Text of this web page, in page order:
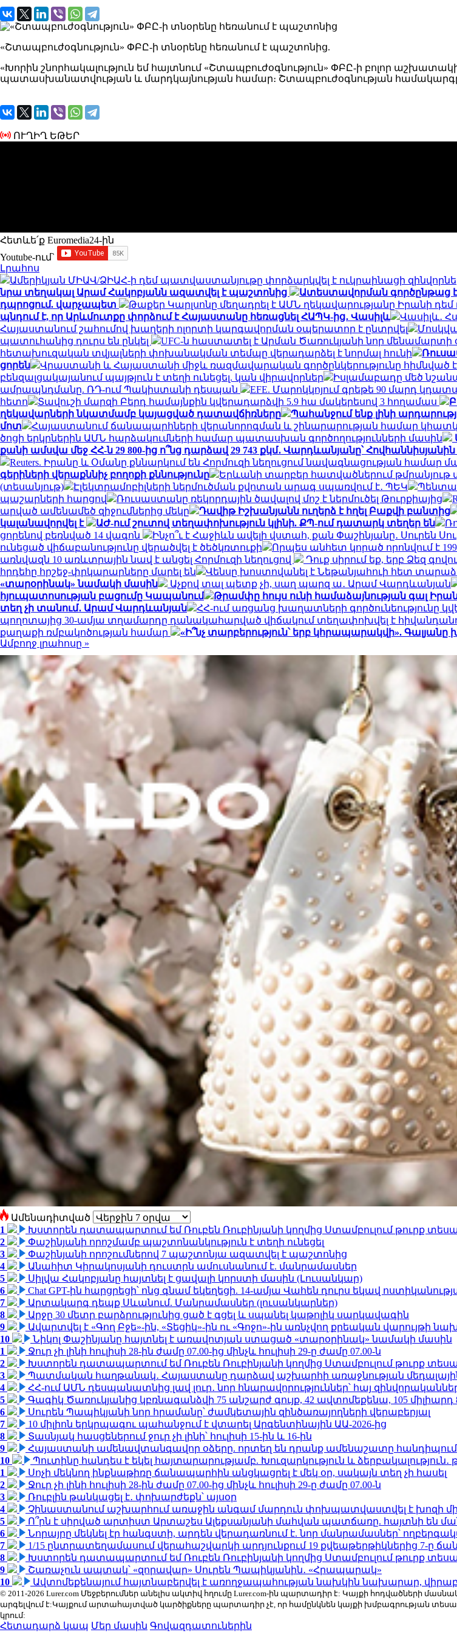
«Շտապբուժօգնություն» ՓԲԸ-ի տնօրենը հեռանում է պաշտոնից.
«Խորին շնորհակալություն եմ հայտնում «Շտապբուժօգնություն» ՓԲԸ-ի բոլոր
պատասխանատվության և մարդկայնության համար։ Շտապբուժօգնության համակարգը
ՈՒՂԻՂ ԵԹԵՐ
Հետևե՛ք Euromedia24-ին
Youtube-ում`
Լրահոս
Ամերիկյան ՄԻԱՎ/ՁԻԱՀ-ի դեմ պատվաստանյութը փորձարկվել է ուկրաինացի
նրա տեղակալ Արամ Հակոբյանն ազատվել է պաշտոնից
Ատեստավորման գործընթաց
դպրոցում. վարչապետ
Թաքեր Կարլսոնը մեղադրել է ԱՄՆ ղեկավարությանը Իրանի դեմ
պնդում է, որ Արևմուտքը փորձում է Հայաստանը հեռացնել ՀԱՊԿ-ից․ Վասիլև
Վասիլև․
Հայաստանում շահումով խաղերի ոլորտի կարգավորման օպերատոր է ընտրվել
պատուհանից դուրս են ընկել
UFC-ն հաստատել է Արման Ծառուկյանի նոր
հետախուզական տվյալների փոխանակման տեմպը վերադարձել է նորմալ հունի
ցորեն
Վրաստանի և Հայաստանի միջև ռազմավարական գործընկերությունը
բենզալցակայանում պայթյուն է տեղի ունեցել. կան վիրավորներ
Իսլամաբադը մեծ
ամրապնդմանը. ՌԴ-ում Պակիստանի դեսպան
EFE. Մարոկկոյում գրեթե 90 մարդ
հետո
Տավուշի մարզի Բերդ համայնքին կվերադարձվի 5.9 հա մակերեսով 3 հողամաս
ղեկավարների նկատմամբ կայացված դատավճիռները
Պահանջում ենք լինի
մոտ
Հայաստանում ճանապարհների վերանորոգման և շինարարության համար
ծոցի երկրներին ԱՄՆ հարձակումների համար պատասխան գործողությունների մասին
քանի ամսվա մեջ ՀՀ-ն 29 800-ից ո՞նց դարձավ 29 743 քկմ․ Վարդևանյանը՝
Reuters. Իրանը և Օմանը քննարկում են Հորմուզի նեղուցում նավագնացության համար
գերիների վերաքննիչ բողոքի քննությունը
Երևանի տարբեր հատվածներում թմրանյութ
(տեսանյութ)
Էլեկտրամոբիլների ներմուծման քվոտան արագ սպառվում է․ ՊԵԿ
պաշարների հարցով
Ռուսաստանը ռեկորդային ծավալով մոշ է ներմուծել Թուրքիայից
արված ամենամեծ զիջումներից մեկը
Դավիթ Իշխանյանն ուղերձ է հղել Բաքվի բանտից
կալանավորվել է
ԱԺ-ում շուտով տեղափոխություն կլինի. ՔՊ-ում դատարկ տեղեր են
ցորենով բեռնված 14 վագոն
Ինչո՞ւ է Հաջիևն ավելի վստահ, քան Փաշինյանը․ Սուրեն
ունեցած վիճաբանությունը վերածվել է ծեծկռտուքի
Որպես անհետ կորած որոնվում է
առնվազն 10 առևտրային նավ է անցել Հորմուզի նեղուցով
Դուք սիրում եք, երբ Ձեզ
հրդեհը հրշեջ-փրկարարները մարել են
Վենսը խոստովանել է Նեթանյահուի հետ
«տարօրինակ» նամակի մասին
Աչքով տալ պետք չի, սաղ պարզ ա․ Արամ Վարդևանյան
հյուպատոսության բացումը Կապանում
Թրամփը հույս ունի համաձայնության գալ
տեղ չի տանում․ Արամ Վարդևանյան
ՀՀ-ում առցանց խաղատների գործունեությունը
պողոտայից 30-ամյա տղամարդը դանակահարված վիճակում տեղափոխվել է
քաղաքի ռմբակոծության համար
«Ի՞նչ տարբերություն՝ երբ կհրապարակվի».
Ամբողջ լրահոսը »
Ամենադիտված
1
Խստորեն դատապարտում եմ Ռուբեն Ռուբինյանի կողմից Ստամբուլում թուրք
2
Փաշինյանի որոշմամբ պաշտոնանկություն է տեղի ունեցել
3
Փաշինյանի որոշումներով 7 պաշտոնյա ազատվել է պաշտոնից
4
Անահիտ Կիրակոսյանի դուստրն ամուսնանում է. մանրամասներ
5
Սիլվա Հակոբյանը հայտնել է ցավալի կորստի մասին (Լուսանկար)
6
Chat GPT-ին հարցրեցի՝ ոնց գնամ եկեղեցի. 14-ամյա Վահեն դուրս եկավ
7
Արտակարգ դեպք Սևանում. Մանրամասներ (լուսանկարներ)
8
Արջը 30 մետր բարձրությունից ցած է գցել և սպանել կաթոլիկ սարկավագին
9
Ավարտվել է «Գող Բջե»-ին, «Տեցիկ»-ին ու «Գոջո»-ին առնչվող քրեական վարույթի
10
Նիկոլ Փաշինյանը հայտնել է առավոտյան ստացած «տարօրինակ» նամակի մասին
1
Ջուր չի լինի հուլիսի 28-ին ժամը 07.00-ից մինչև հուլիսի 29-ը ժամը 07.00-ն
2
Խստորեն դատապարտում եմ Ռուբեն Ռուբինյանի կողմից Ստամբուլում թուրք
3
Պատմական հաղթանակ․ Հայաստանը դարձավ աշխարհի առաջնության
4
ՀՀ-ում ԱՄՆ դեսպանատնից լավ լուր․ նոր հնարավորություններ՝ հայ
5
Գագիկ Ծառուկյանից կբռնագանձվի 75 անշարժ գույք, 42 ավտոմեքենա, 105 միլիարդ
6
Սուրեն Պապիկյանի նոր հրամանը՝ ժամկետային զինծառայողների վերաբերյալ
7
10 միլիոն երկրպագու պահանջում է վտարել Արգենտինային ԱԱ-2026-ից
8
Տասնյակ հասցեներում ջուր չի լինի՝ հուլիսի 15-ին և 16-ին
9
Հայաստանի ամենավտանգավոր օձերը. որտեղ են դրանք ամենաշատը հանդիպում
10
Պուտինը հանդես է եկել հայտարարությամբ. Խուզարկություն և
1
Սոչի մեկնող ինքնաթիռը ճանապարհին անցկացրել է մեկ օր, սակայն տեղ չի հասել
2
Ջուր չի լինի հուլիսի 28-ին ժամը 07.00-ից մինչև հուլիսի 29-ը ժամը 07.00-ն
3
Ռուբլին թանկացել է․ փոխարժեքն՝ այսօր
4
Չինաստանում աշխարհում առաջին անգամ մարդուն փոխպատվաստվել է խոզի
5
Ո՞րն է սիրված արտիստ Արտաշես Ալեքսանյանի մահվան պատճառը. հայտնի են
6
Նորայրը մեկնել էր հանգստի, արդեն վերադառնում է. նոր մանրամասներ՝
7
1/15 ընտրատեղամասում վերահաշվարկի արդյունքում 19 քվեաթերթիկներից 7-ը
8
Խստորեն դատապարտում եմ Ռուբեն Ռուբինյանի կողմից Ստամբուլում թուրք
9
Շառաչուն ապտակ՝ «զորավար» Սուրեն Պապիկյանին․ «Հրապարակ»
10
Ավտոմեքենայում հայտնաբերվել է առողջապահության նախկին նախարար,
© 2011-2026 Lurer.com Մեջբերումներ անելիս ակտիվ հղումը Lurer.com-ին պարտադիր է: Կայքի հոդվածների
արգելվում է:Կայքում արտահայտված կարծիքները պարտադիր չէ, որ համընկնեն կայքի խմբագրության
կրում:
Հետադարձ կապ Մեր մասին Գովազդատուներին